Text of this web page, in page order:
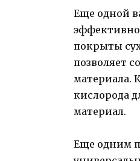
Еще одной
покрыты
позволяет
материала.
кислорода
материал.
Еще одним